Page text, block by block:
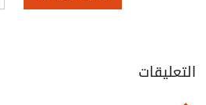
التعليقات